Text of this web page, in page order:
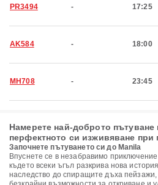
PR3494 - 17:25
AK584 - 18:00
MH708 - 23:45
Намерете най-доброто пътуване
перфектното си изживяване при
Започнете пътуването си до Manila
Впуснете се в незабравимо
където всеки ъгъл разкрива нова
наследство до спиращите дъха пейзажи,